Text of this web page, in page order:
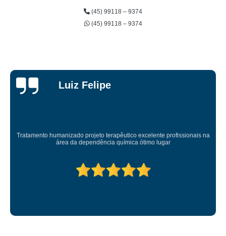
(45) 99118 – 9374
(45) 99118 – 9374
Taylon
Gattermann
Esse lugar salvou minha vida...me devolveu a minha sanidade...eterna
gratidao.lugar top pra quem quer mudança.equipe terapêutica super bem
preparada.tmj prover